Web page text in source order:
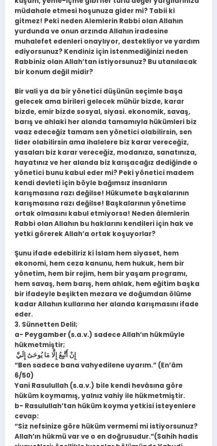
müdahale etmesi hoşunuza gider mi? Tabii ki
gitmez! Peki neden Alemlerin Rabbi olan Allahın
yurdunda ve onun arzında Allahın iradesine
muhalefet edenleri onaylıyor, destekliyor ve yardım
ediyorsunuz? Kendiniz için istenmediğinizi neden
Rabbiniz olan Allah’tan istiyorsunuz? Bu utanılacak
bir konum değil midir?
Bir vali ya da bir yönetici düşünün seçimle başa
gelecek ama birileri gelecek mühür bizde, karar
bizde, emir bizde sosyal, siyasi. ekonomik, savaş,
barış ve ahlaki her alanda tamamıyla hükümleri biz
vaaz edeceğiz tamam sen yönetici olabilirsin, sen
lider olabilirsin ama ihalelere biz karar vereceğiz,
yasaları biz karar vereceğiz, modanıza, sanatınıza,
hayatınız ve her alanda biz karışacağız dediğinde o
yönetici bunu kabul eder mi? Peki yönetici madem
kendi devleti için böyle bağımsız insanların
karışmasına razı değilse! Hükumete başkalarının
karışmasına razı değilse! Başkalarının yönetime
ortak olmasını kabul etmiyorsa! Neden âlemlerin
Rabbi olan Allahın bu haklarını kendileri için hak ve
yetki görerek Allah’a ortak koşuyorlar?
Şunu ifade edebiliriz ki İslam hem siyaset, hem
ekonomi, hem ceza kanunu, hem hukuk, hem bir
yönetim, hem bir rejim, hem bir yaşam programı,
hem savaş, hem barış, hem ahlak, hem eğitim başka
bir ifadeyle beşikten mezara ve doğumdan ölüme
kadar Allahın kullarına her alanda karışmasını ifade
eder.
3. Sünnetten Delil;
a- Peygamber (s.a.v.) sadece Allah’ın hükmüyle
hükmetmiştir;
إِنْ أَتَّبِعُ إِلَّا مَا يُوحَىٰٓ إِلَيَّ
“Ben sadece bana vahyedilene uyarım.” (En’âm
6/50)
Yani Rasulullah (s.a.v.) bile kendi hevâsına göre
hüküm koymamış, yalnız vahiy ile hükmetmiştir.
b- Rasulullah’tan hüküm koyma yetkisi isteyenlere
cevap:
“Siz nefsinize göre hüküm vermemi mi istiyorsunuz?
Allah’ın hükmü var ve o en doğrusudur.”(Sahih hadis